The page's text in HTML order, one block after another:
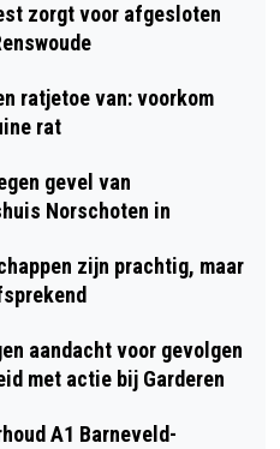
zorgt voor afgesloten
ratjetoe van: voorkom
rat
gevel van
Norschoten in
zijn prachtig, maar
aandacht voor gevolgen
met actie bij Garderen
A1 Barneveld-